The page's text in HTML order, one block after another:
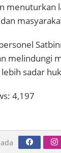
melindungi
sadar
4,197